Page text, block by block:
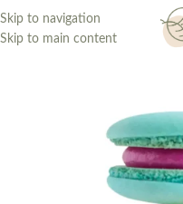
Skip to navigation
Skip to main content